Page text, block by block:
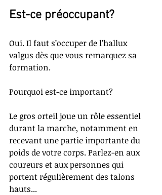
Est-ce préoccupant?
Oui. Il faut s’occuper de l’hallux
valgus dès que vous remarquez sa
formation.
Pourquoi est-ce important?
Le gros orteil joue un rôle essentiel
durant la marche, notamment en
recevant une partie importante du
poids de votre corps. Parlez-en aux
coureurs et aux personnes qui
portent régulièrement des talons
hauts...